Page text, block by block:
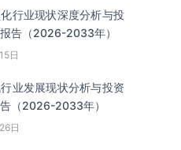
行业现状深度分析与投
告（2026-2033年）
日
业发展现状分析与投资
（2026-2033年）
日